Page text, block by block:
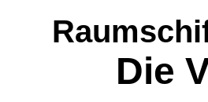
Die